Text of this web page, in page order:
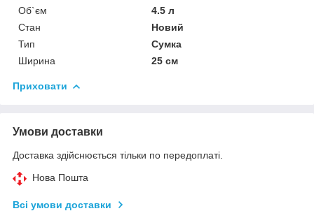
Об`єм
4.5 л
Стан
Новий
Тип
Сумка
Ширина
25 см
Приховати
Умови доставки
Доставка здійснюється тільки по передоплаті.
Нова Пошта
Всі умови доставки